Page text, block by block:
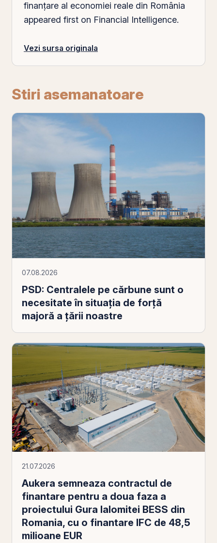
finanțare al economiei reale din România
appeared first on Financial Intelligence.
Vezi sursa originala
Stiri asemanatoare
07.08.2026
PSD: Centralele pe cărbune sunt o
necesitate în situaţia de forţă
majoră a ţării noastre
21.07.2026
Aukera semneaza contractul de
finantare pentru a doua faza a
proiectului Gura Ialomitei BESS din
Romania, cu o finantare IFC de 48,5
milioane EUR